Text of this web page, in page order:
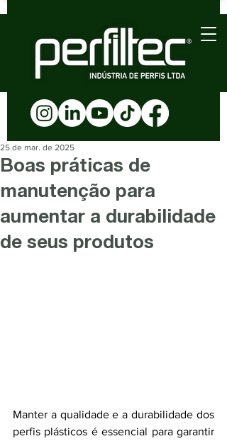
Boas práticas de
manutenção para
aumentar a durabilidade
de seus produtos
25 de mar. de 2025
Manter a qualidade e a durabilidade dos
perfis plásticos é essencial para garantir